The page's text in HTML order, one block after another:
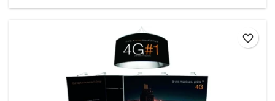
favorite_border